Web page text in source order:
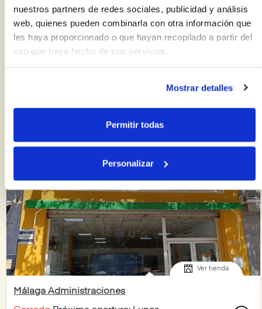
nuestros partners de redes sociales, publicidad y análisis
web, quienes pueden combinarla con otra información que
les haya proporcionado o que hayan recopilado a partir del
uso que haya hecho de sus servicios.
Mostrar detalles
Permitir todas
Personalizar
Ver tienda
Grandfils Abogados
+ Más información
Ver tienda
Málaga Administraciones